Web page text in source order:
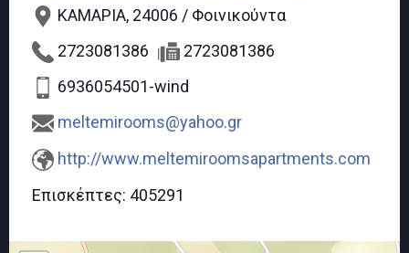
ΚΑΜΑΡΙΑ, 24006 / Φοινικούντα
2723081386
2723081386
6936054501-wind
meltemirooms@yahoo.gr
http://www.meltemiroomsapartments.com
Επισκέπτες: 405291